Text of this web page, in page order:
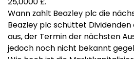
Wann zahlt Beazley plc die
Beazley plc schüttet
aus, der Termin der nächsten
jedoch noch nicht bekannt